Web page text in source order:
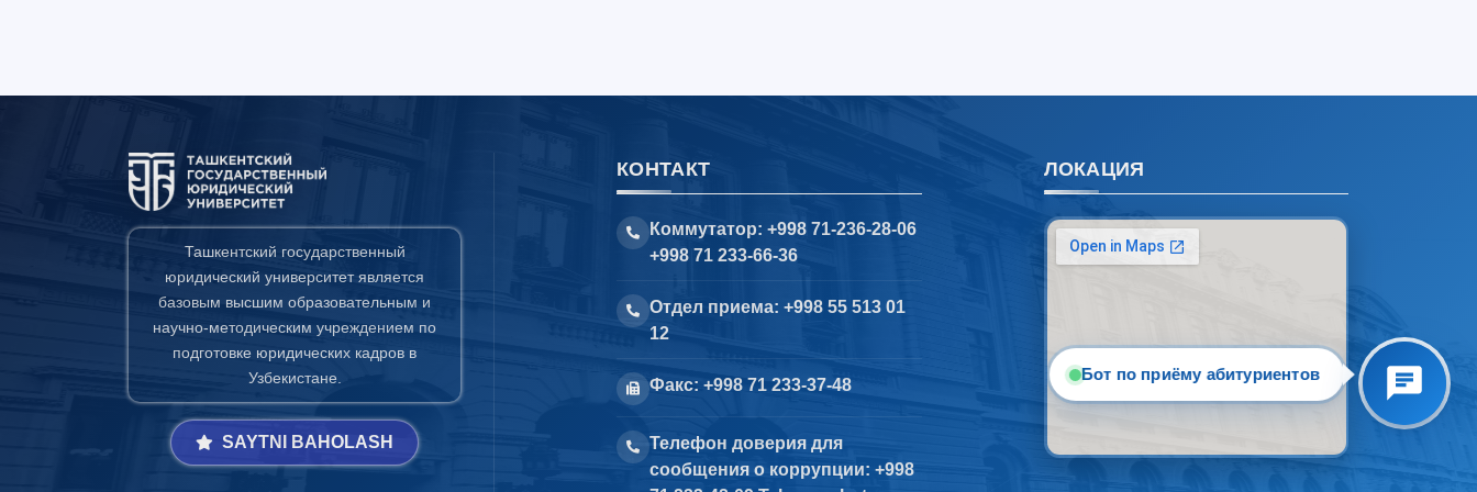
Ташкентский государственный
юридический университет является
базовым высшим образовательным и
научно-методическим учреждением по
подготовке юридических кадров в
Узбекистане.
SAYTNI BAHOLASH
КОНТАКТ
Коммутатор: +998 71-236-28-06
+998 71 233-66-36
Отдел приема: +998 55 513 01
12
Факс: +998 71 233-37-48
Телефон доверия для
сообщения о коррупции: +998
ЛОКАЦИЯ
Бот по приёму абитуриентов